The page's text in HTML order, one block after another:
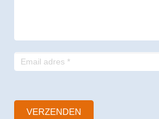
VERZENDEN